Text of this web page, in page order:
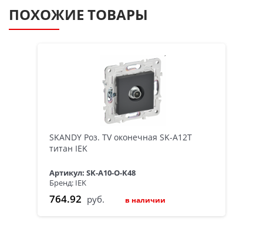
ПОХОЖИЕ ТОВАРЫ
SKANDY Роз. TV оконечная SK-A12T
титан IEK
Артикул: SK-A10-O-K48
Бренд: IEK
764.92 руб. в наличии